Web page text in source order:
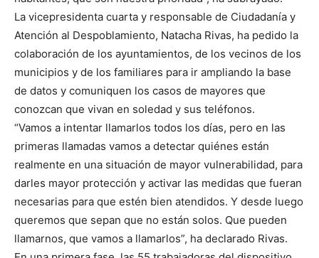
La vicepresidenta cuarta y responsable de Ciudadanía y
Atención al Despoblamiento, Natacha Rivas, ha pedido la
colaboración de los ayuntamientos, de los vecinos de los
municipios y de los familiares para ir ampliando la base
de datos y comuniquen los casos de mayores que
conozcan que vivan en soledad y sus teléfonos.
“Vamos a intentar llamarlos todos los días, pero en las
primeras llamadas vamos a detectar quiénes están
realmente en una situación de mayor vulnerabilidad, para
darles mayor protección y activar las medidas que fueran
necesarias para que estén bien atendidos. Y desde luego
queremos que sepan que no están solos. Que pueden
llamarnos, que vamos a llamarlos”, ha declarado Rivas.